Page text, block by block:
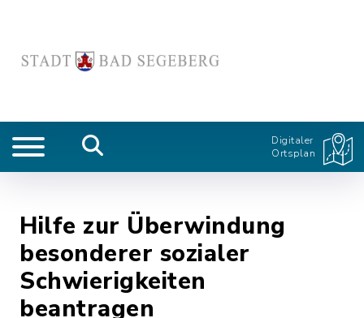
Digitaler
Ortsplan
Hilfe zur Überwindung
besonderer sozialer
Schwierigkeiten
beantragen